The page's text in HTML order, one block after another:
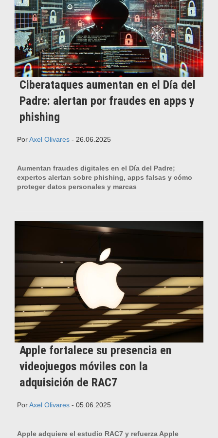
Ciberataques aumentan en el Día del
Padre: alertan por fraudes en apps y
phishing
PorAxel Olivares - 26.06.2025
Aumentan fraudes digitales en el Día del Padre;
expertos alertan sobre phishing, apps falsas y cómo
proteger datos personales y marcas
Apple fortalece su presencia en
videojuegos móviles con la
adquisición de RAC7
PorAxel Olivares - 05.06.2025
Apple adquiere el estudio RAC7 y refuerza Apple